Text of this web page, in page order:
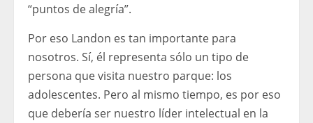
“puntos de alegría”.
Por eso Landon es tan importante para
nosotros. Sí, él representa sólo un tipo de
persona que visita nuestro parque: los
adolescentes. Pero al mismo tiempo, es por eso
que debería ser nuestro líder intelectual en la